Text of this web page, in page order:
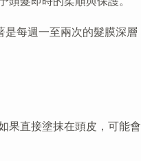
是每週一至兩次的髮膜深層
果直接塗抹在頭皮，可能會